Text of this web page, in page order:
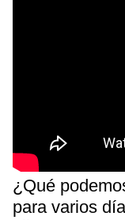
¿Qué
para varios